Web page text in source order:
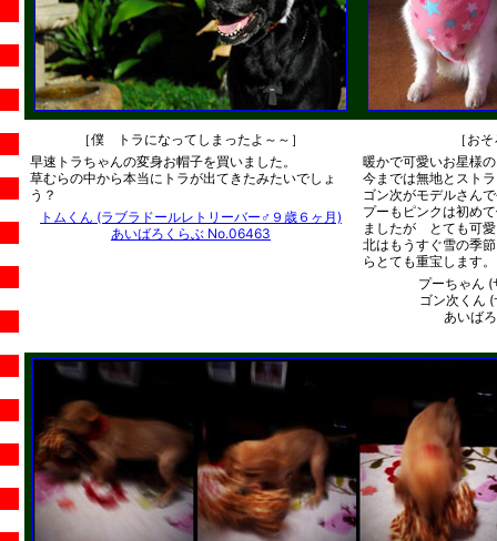
［僕 トラになってしまったよ～～］
早速トラちゃんの変身お帽子を買いました。
草むらの中から本当にトラが出てきたみたいでしょ
う？
トムくん (ラブラドールレトリーバー♂９歳６ヶ月)
あいばろくらぶ No.06463
［お
暖かで可愛いお星様
今までは無地とスト
ゴン次がモデルさん
プーもピンクは初め
ましたが とても可
北はもうすぐ雪の季
らとても重宝します。
プーちゃん
ゴン次くん
あいば